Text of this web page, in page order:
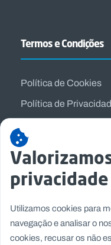
Termos e Condições
Política de Cookies
Política de
privacidade
Utilizamos cookies para
navegação e analisar o
cookies, recusar os não